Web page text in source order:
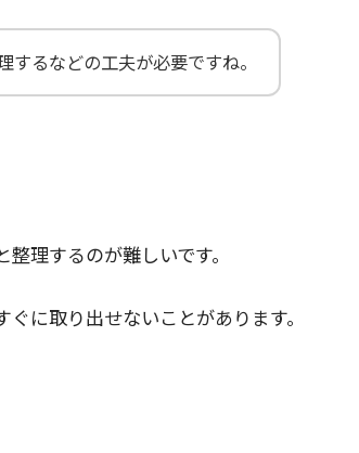
るなどの工夫が必要ですね。
理するのが難しいです。
に取り出せないことがあります。